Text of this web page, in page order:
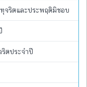
ทุจริตและประพฤติมิชอบ
ตประจำปี